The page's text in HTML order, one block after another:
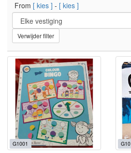
From [ kies ] - [ kies ]
Verwijder filter
G1001